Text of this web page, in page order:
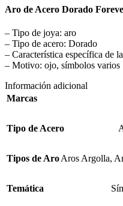
Aro de Acero Dorado
– Tipo de joya: aro
– Tipo de acero: Dorado
– Característica específica de
– Motivo: ojo, símbolos varios
Información adicional
Marcas
Tipo de Acero
Tipos de AroAros Argolla,
Temática